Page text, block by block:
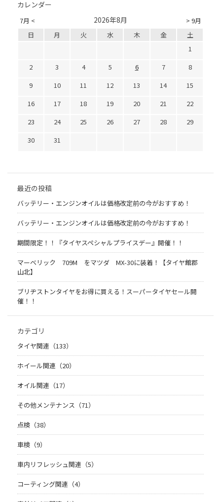
カレンダー
7月 < > 9月
2026年8月
日 月 火 水 木 金
土
1
2
3 4 5 6 7
8
9
10 11 12 13 14
15
16
17 18 19 20 21
22
23
24 25 26 27 28
29
30
31
最近の投稿
バッテリー・エンジンオイルは価格改定前の今がおすすめ！
バッテリー・エンジンオイルは価格改定前の今がおすすめ！
期間限定！！『タイヤスペシャルプライスデー』開催！！
マーベリック 709M をマツダ MX-30に装着！【タイヤ館郡
山北】
ブリヂストンタイヤをお得に買える！スーパータイヤセール開
催！！
カテゴリ
タイヤ関連（133）
ホイール関連（20）
オイル関連（17）
その他メンテナンス（71）
点検（38）
車検（9）
車内リフレッシュ関連（5）
コーティング関連（4）